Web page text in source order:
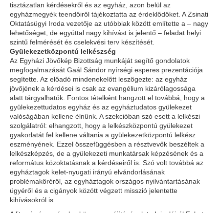
tisztázatlan kérdésekről és az egyház, azon belül az
egyházmegyék teendőiről tájékoztatta az érdeklődőket. A Zsinati
Oktatásügyi Iroda vezetője az utóbbiak között említette a – nagy
lehetőséget, de egyúttal nagy kihívást is jelentő – feladat helyi
szintű felmérését és cselekvési terv készítését.
Gyülekezetközpontú lelkészség
Az Egyházi Jövőkép Bizottság munkáját segítő gondolatok
megfogalmazását Gaál Sándor nyírségi esperes prezentációja
segítette. Az előadó mindenekelőtt leszögezte: az egyház
jövőjének a kérdései is csak az evangélium kizárólagossága
alatt tárgyalhatók. Fontos tételként hangzott el továbbá, hogy a
gyülekezettudatos egyház és az egyháztudatos gyülekezet
valóságában kellene élnünk. A szekcióban szó esett a lelkészi
szolgálatról: elhangzott, hogy a lelkészközpontú gyülekezet
gyakorlatát fel kellene váltania a gyülekezetközpontú lelkész
eszményének. Ezzel összefüggésben a résztvevők beszéltek a
lelkészképzés, de a gyülekezeti munkatársak képzésének és a
református közoktatásnak a kérdéseiről is. Szó volt továbbá az
egyháztagok kelet-nyugati irányú elvándorlásának
problémaköréről, az egyháztagok országos nyilvántartásának
ügyéről és a cigányok között végzett misszió jelentette
kihívásokról is.